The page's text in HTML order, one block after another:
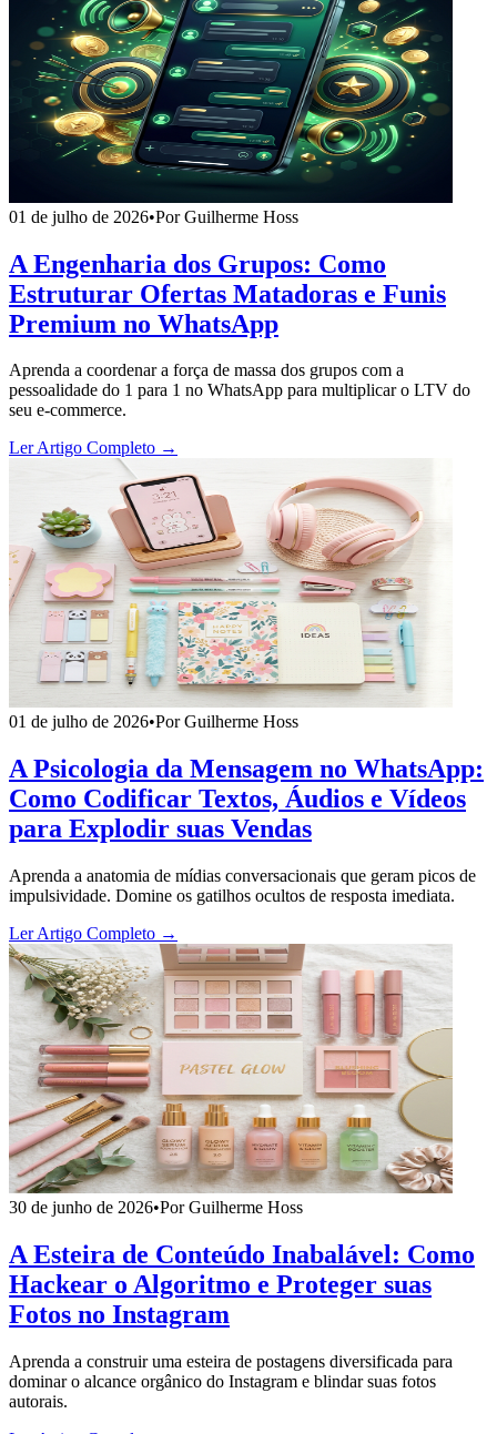
01 de julho de 2026•Por Guilherme Hoss
A Engenharia dos Grupos: Como
Estruturar Ofertas Matadoras e Funis
Premium no WhatsApp
Aprenda a coordenar a força de massa dos grupos com a
pessoalidade do 1 para 1 no WhatsApp para multiplicar o LTV do
seu e-commerce.
Ler Artigo Completo →
01 de julho de 2026•Por Guilherme Hoss
A Psicologia da Mensagem no WhatsApp:
Como Codificar Textos, Áudios e Vídeos
para Explodir suas Vendas
Aprenda a anatomia de mídias conversacionais que geram picos de
impulsividade. Domine os gatilhos ocultos de resposta imediata.
Ler Artigo Completo →
30 de junho de 2026•Por Guilherme Hoss
A Esteira de Conteúdo Inabalável: Como
Hackear o Algoritmo e Proteger suas
Fotos no Instagram
Aprenda a construir uma esteira de postagens diversificada para
dominar o alcance orgânico do Instagram e blindar suas fotos
autorais.